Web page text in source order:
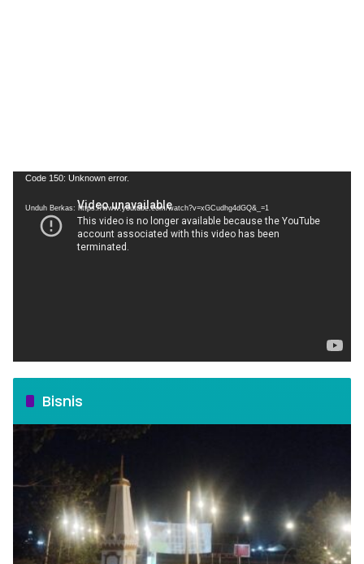
Pemutar
Code 150: Unknown error.
Unduh Berkas: https://www.youtube.com/watch?v=xGCudhg4dGQ&_=1
Bisnis